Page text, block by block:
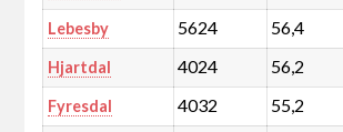
Lebesby 5624 56,4
Hjartdal 4024 56,2
Fyresdal 4032 55,2